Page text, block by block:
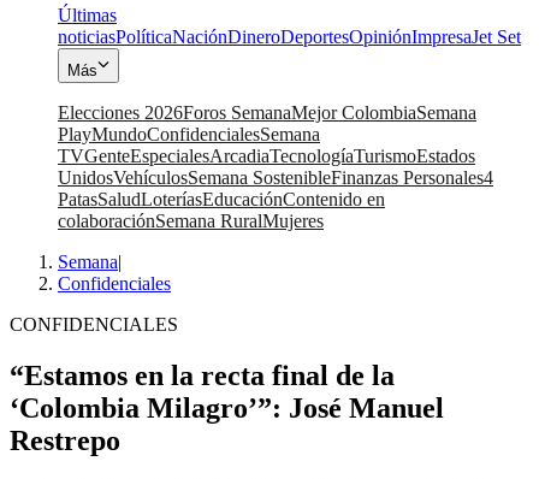
Últimas
noticiasPolíticaNaciónDineroDeportesOpiniónImpresaJet Set
Más
Elecciones 2026Foros SemanaMejor ColombiaSemana
PlayMundoConfidencialesSemana
TVGenteEspecialesArcadiaTecnologíaTurismoEstados
UnidosVehículosSemana SostenibleFinanzas Personales4
PatasSaludLoteríasEducaciónContenido en
colaboraciónSemana RuralMujeres
Semana|
Confidenciales
CONFIDENCIALES
“Estamos en la recta final de la
‘Colombia Milagro’”: José Manuel
Restrepo